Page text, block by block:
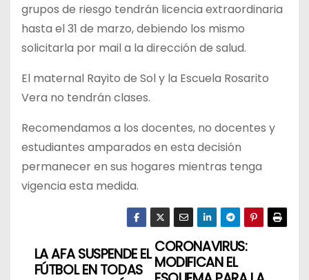
grupos de riesgo tendrán licencia extraordinaria
hasta el 31 de marzo, debiendo los mismo
solicitarla por mail a la dirección de salud.
El maternal Rayito de Sol y la Escuela Rosarito
Vera no tendrán clases.
Recomendamos a los docentes, no docentes y
estudiantes amparados en esta decisión
permanecer en sus hogares mientras tenga
vigencia esta medida.
N
CORONAVIRUS:
MODIFICAN EL
LA AFA SUSPENDE EL
FÚTBOL EN TODAS